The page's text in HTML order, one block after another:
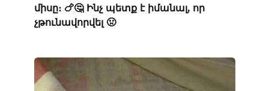
միսը։ 🍗🤔 Ինչ պետք է իմանալ, որ
չթունավորվել 🤢